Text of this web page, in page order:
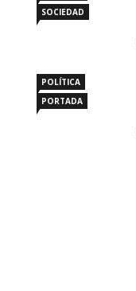
SOCIEDAD
POLÍTICA
PORTADA